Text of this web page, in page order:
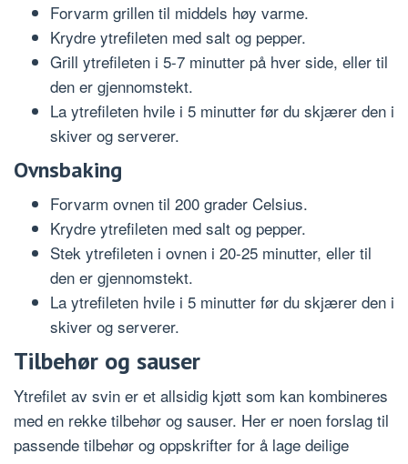
Forvarm grillen til middels høy varme.
Krydre ytrefileten med salt og pepper.
Grill ytrefileten i 5-7 minutter på hver side, eller til
den er gjennomstekt.
La ytrefileten hvile i 5 minutter før du skjærer den i
skiver og serverer.
Ovnsbaking
Forvarm ovnen til 200 grader Celsius.
Krydre ytrefileten med salt og pepper.
Stek ytrefileten i ovnen i 20-25 minutter, eller til
den er gjennomstekt.
La ytrefileten hvile i 5 minutter før du skjærer den i
skiver og serverer.
Tilbehør og sauser
Ytrefilet av svin er et allsidig kjøtt som kan kombineres
med en rekke tilbehør og sauser. Her er noen forslag til
passende tilbehør og oppskrifter for å lage deilige